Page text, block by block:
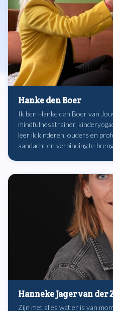
Hanke den Boer
Ik ben Hanke den Boer van
mindfulnesstrainer,
leer ik kinderen, ouders en
aandacht en verbinding te
Hanneke Jager van der
Zijn met alles wat er is van